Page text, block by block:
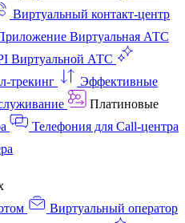
Виртуальный контакт‑центр
Виртуальная АТС
Виртуальной АТС
трекинг
Эффективные
Платиновые
Телефония для Call-центра
Виртуальный оператор